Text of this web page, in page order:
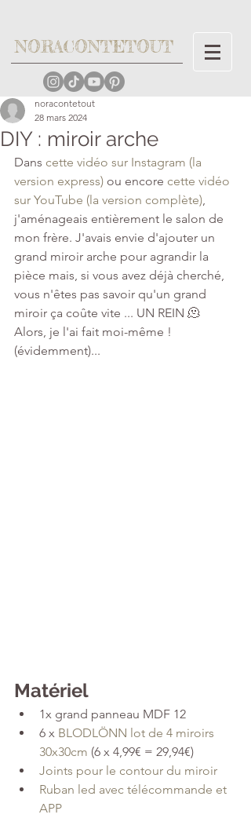
NORACONTETOUT
DIY : miroir arche
noracontetout
28 mars 2024
Dans cette vidéo sur Instagram (la
version express) ou encore cette vidéo
sur YouTube (la version complète),
j'aménageais entièrement le salon de
mon frère. J'avais envie d'ajouter un
grand miroir arche pour agrandir la
pièce mais, si vous avez déjà cherché,
vous n'êtes pas savoir qu'un grand
miroir ça coûte vite ... UN REIN 🫠
Alors, je l'ai fait moi-même !
(évidemment)...
Matériel
1x grand panneau MDF 12
6 x BLODLÖNN lot de 4 miroirs
30x30cm (6 x 4,99€ = 29,94€)
Joints pour le contour du miroir
Ruban led avec télécommande et
APP